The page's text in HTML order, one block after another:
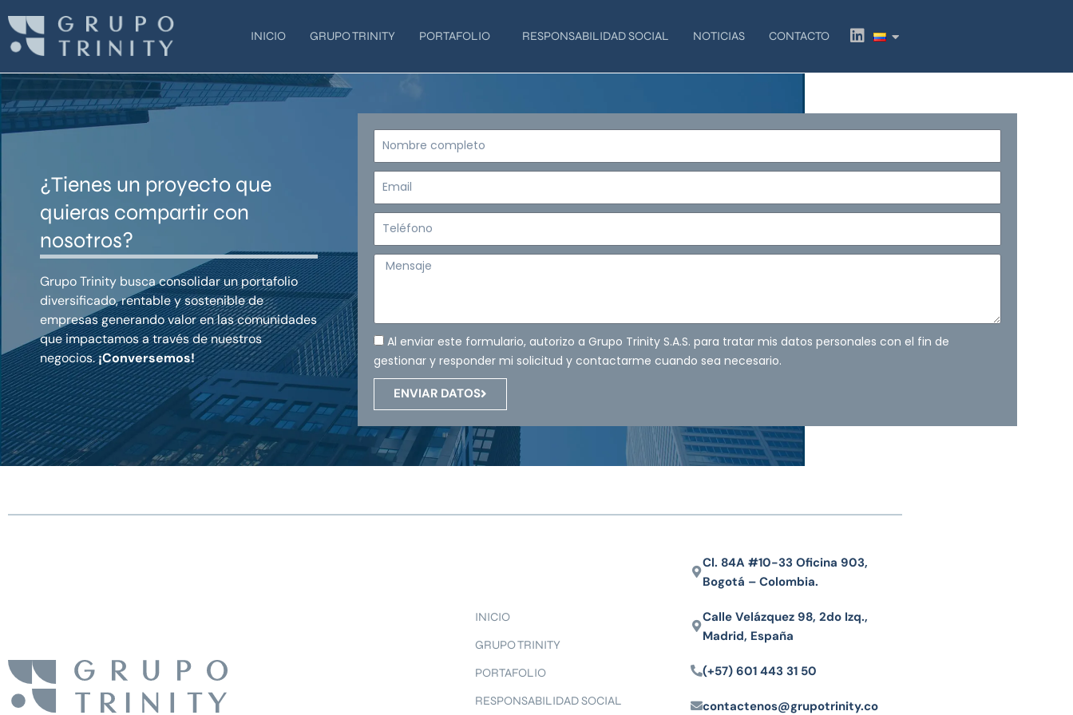
contenido
INICIO GRUPO TRINITY PORTAFOLIO RESPONSABILIDAD SOCIAL NOTICIAS CONTACTO
L
i
k
¿Tienes un proyecto que
quieras compartir con
nosotros?
Grupo Trinity busca consolidar un portafolio
diversificado, rentable y sostenible de
empresas generando valor en las comunidades
que impactamos a través de nuestros
negocios.¡Conversemos!
Nombre
Email
Teléfono
Mensaje
Al enviar este formulario, autorizo a Grupo Trinity S.A.S. para tratar mis datos personales con el fin de
gestionar y responder mi solicitud y contactarme cuando sea necesario.
ENVIAR DATOS
INICIO
GRUPO TRINITY
PORTAFOLIO
RESPONSABILIDAD SOCIAL
Cl. 84A #10-33 Oficina 903,
Bogotá – Colombia.
Calle Velázquez 98, 2do Izq.,
Madrid, España
(+57) 601 443 31 50
contactenos@grupotrinity.co